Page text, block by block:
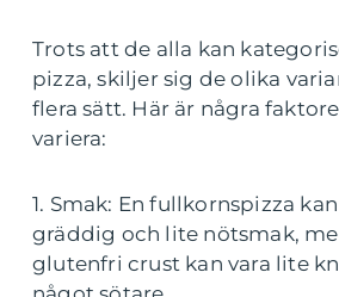
Trots att de alla kan
pizza, skiljer sig de olika
flera sätt. Här är några
variera:
1. Smak: En fullkornspizza
gräddig och lite nötsmak,
glutenfri crust kan vara lite